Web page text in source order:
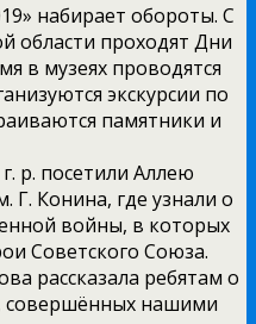
набирает обороты. С
области проходят Дни
в музеях проводятся
экскурсии по
памятники и
р. посетили Аллею
Г. Конина, где узнали о
войны, в которых
Советского Союза.
рассказала ребятам о
совершённых нашими